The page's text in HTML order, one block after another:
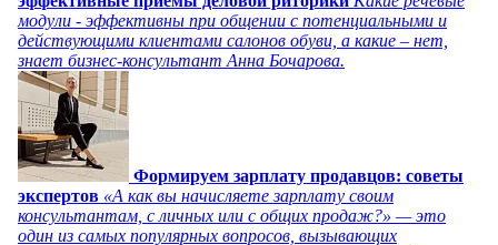
модули - эффективны при общении с потенциальными и
действующими клиентами салонов обуви, а какие – нет,
знает бизнес-консультант Анна Бочарова.
Формируем зарплату продавцов: советы
экспертов «А как вы начисляете зарплату своим
консультантам, с личных или с общих продаж?» — это
один из самых популярных вопросов, вызывающих